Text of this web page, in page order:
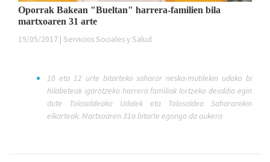
Oporrak Bakean "Bueltan" harrera-familien bila
martxoaren 31 arte
19/05/2017 | Servicios Sociales y Salud
10 eta 12 urte bitarteko saharar neska-mutilekin udako bi
hilabeteak igarotzeko harrera familiak lortzeko deialdia egin
dute Tolosaldeako Udalek eta Tolosaldea Sahararekin
elkarteak. Martxoaren 31a bitarte egongo da aukera